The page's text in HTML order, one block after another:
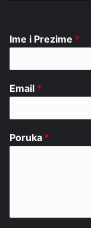
Ime i Prezime *
Email *
Poruka *